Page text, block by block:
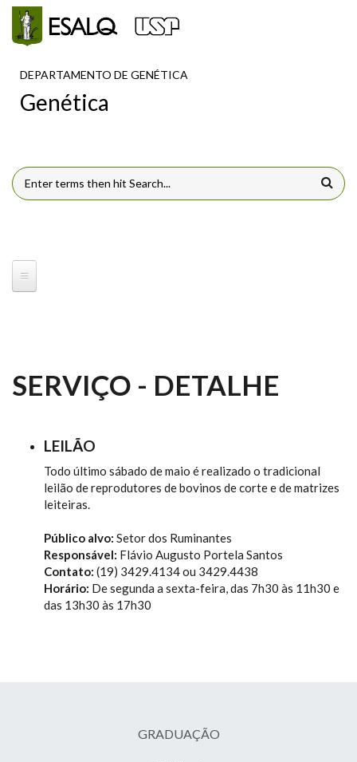
Pular para o conteúdo principal
DEPARTAMENTO DE GENÉTICA
Genética
FORMULÁRIO DE BUSCA
SERVIÇO - DETALHE
LEILÃO
Todo último sábado de maio é realizado o tradicional
leilão de reprodutores de bovinos de corte e de matrizes
leiteiras.
Público alvo: Setor dos Ruminantes
Responsável: Flávio Augusto Portela Santos
Contato: (19) 3429.4134 ou 3429.4438
Horário: De segunda a sexta-feira, das 7h30 às 11h30 e
das 13h30 às 17h30
GRADUAÇÃO